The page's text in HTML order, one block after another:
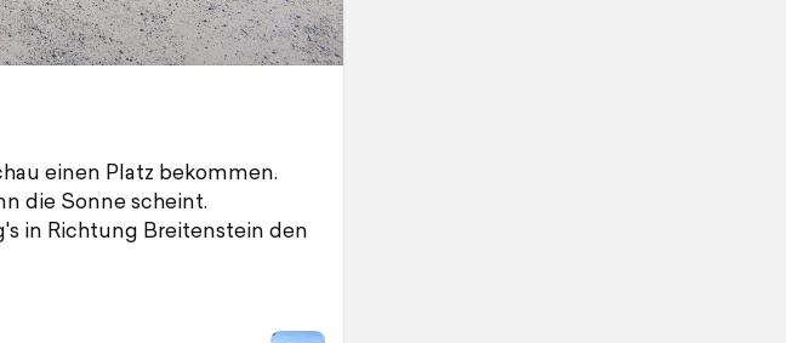
einen Platz bekommen.
die Sonne scheint.
in Richtung Breitenstein den